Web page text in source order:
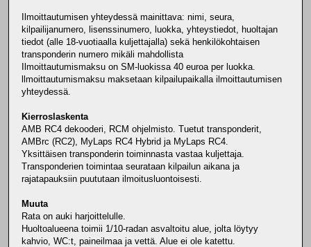
Ilmoittautumisen yhteydessä mainittava: nimi, seura,
kilpailijanumero, lisenssinumero, luokka, yhteystiedot, huoltajan
tiedot (alle 18-vuotiaalla kuljettajalla) sekä henkilökohtaisen
transponderin numero mikäli mahdollista
Ilmoittautumismaksu on SM-luokissa 40 euroa per luokka.
llmoittautumismaksu maksetaan kilpailupaikalla ilmoittautumisen
yhteydessä.
Kierroslaskenta
AMB RC4 dekooderi, RCM ohjelmisto. Tuetut transponderit,
AMBrc (RC2), MyLaps RC4 Hybrid ja MyLaps RC4.
Yksittäisen transponderin toiminnasta vastaa kuljettaja.
Transponderien toimintaa seurataan kilpailun aikana ja
rajatapauksiin puututaan ilmoitusluontoisesti.
Muuta
Rata on auki harjoittelulle.
Huoltoalueena toimii 1/10-radan asvaltoitu alue, jolta löytyy
kahvio, WC:t, paineilmaa ja vettä. Alue ei ole katettu.